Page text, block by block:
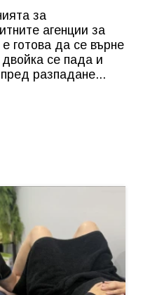
за
агенции за
готова да се върне
се пада и
разпадане...